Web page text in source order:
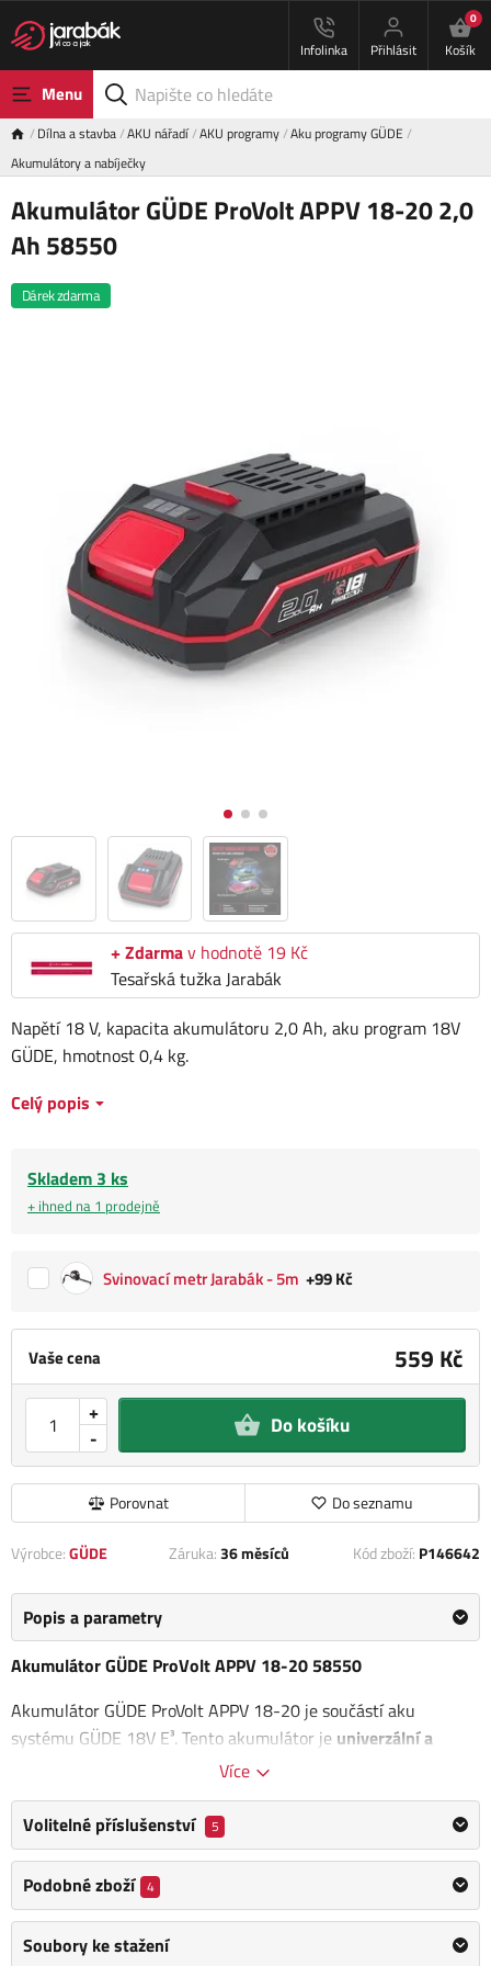
Infolinka Přihlásit
0
Košík
Menu
Dílna a stavba AKU nářadí AKU programy Aku programy GÜDE
Akumulátory a nabíječky
Akumulátor GÜDE ProVolt APPV 18-20 2,0
Ah 58550
Dárek zdarma
+ Zdarmav hodnotě 19 Kč
Tesařská tužka Jarabák
Vaše cena 559 Kč
-
+ Do košíku
Porovnat Do seznamu
Napětí 18 V, kapacita akumulátoru 2,0 Ah, aku program 18V
GÜDE, hmotnost 0,4 kg.
Celý popis
Skladem 3 ks
+ ihned na 1 prodejně
Svinovací metr Jarabák - 5m +99 Kč
Výrobce:GÜDE Záruka:36 měsíců Kód zboží: P146642
Popis a parametry
Akumulátor GÜDE ProVolt APPV 18-20 58550
Akumulátor GÜDE ProVolt APPV 18-20 je součástí aku
systému GÜDE 18V E³. Tento akumulátor je univerzální a
vhodný pro všechny produktyz řady 18V E³, což
V balení naleznete akumulátor s kapacitou
poskytujespolehlivý výkon pro vaše nářadí a zařízeníz aku
programu18V GÜDE
Napětí: 18 V
Více
Volitelné příslušenství 5
Podobné zboží 4
Soubory ke stažení